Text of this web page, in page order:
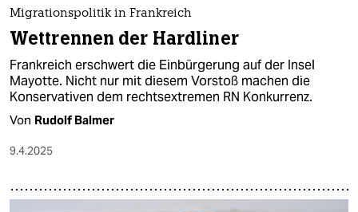
Migrationspolitik in Frankreich
Wettrennen der Hardliner
Frankreich erschwert die Einbürgerung auf der Insel
Mayotte. Nicht nur mit diesem Vorstoß machen die
Konservativen dem rechtsextremen RN Konkurrenz.
Von Rudolf Balmer
9.4.2025